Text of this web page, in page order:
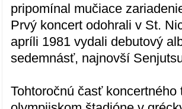
pripomínal mučiace
Prvý koncert odohrali v St.
apríli 1981 vydali debutový
sedemnásť, najnovší
Tohtoročnú časť